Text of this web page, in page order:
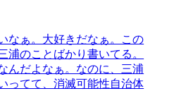
なぁ。大好きだなぁ。この
浦のことばかり書いてる。
んだよなぁ。なのに、三浦
ってて、消滅可能性自治体